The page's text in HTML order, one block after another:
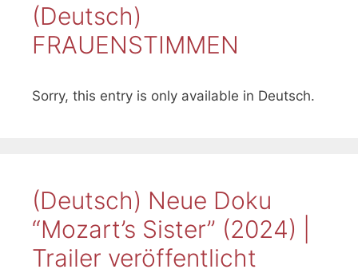
(Deutsch)
FRAUENSTIMMEN
Sorry, this entry is only available in Deutsch.
(Deutsch) Neue Doku
“Mozart’s Sister” (2024) |
Trailer veröffentlicht